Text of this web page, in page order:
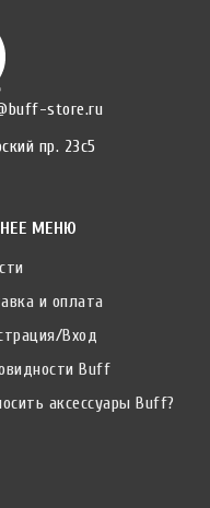
store.ru
пр. 23с5
МЕНЮ
и оплата
Вход
Buff
аксессуары Buff?